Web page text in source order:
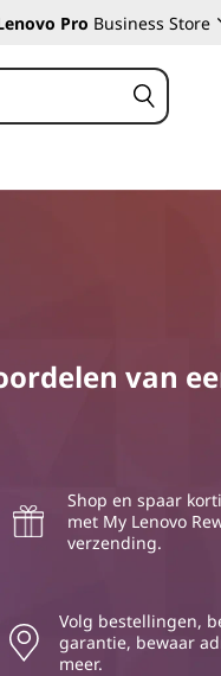
Pro Business Store
van
Shop en spaar
met My Lenovo
verzending.
Volg bestellingen,
garantie, bewaar
meer.